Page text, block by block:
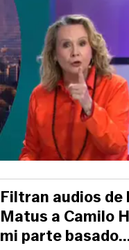
Filtran audios
Matus a Camilo
mi parte